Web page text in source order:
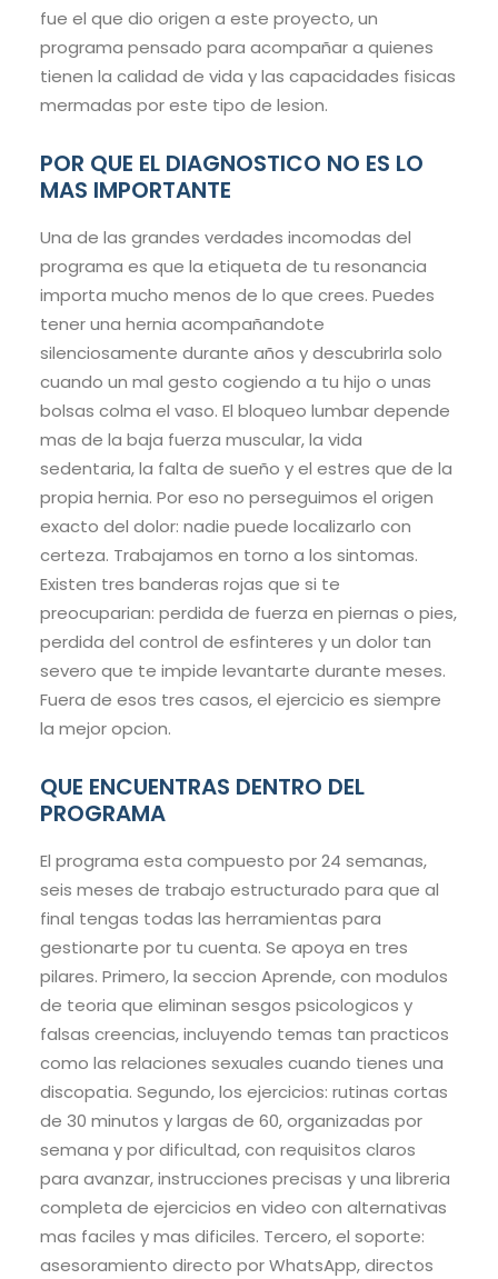
fue el que dio origen a este proyecto, un
programa pensado para acompañar a quienes
tienen la calidad de vida y las capacidades fisicas
mermadas por este tipo de lesion.
POR QUE EL DIAGNOSTICO NO ES LO
MAS IMPORTANTE
Una de las grandes verdades incomodas del
programa es que la etiqueta de tu resonancia
importa mucho menos de lo que crees. Puedes
tener una hernia acompañandote
silenciosamente durante años y descubrirla solo
cuando un mal gesto cogiendo a tu hijo o unas
bolsas colma el vaso. El bloqueo lumbar depende
mas de la baja fuerza muscular, la vida
sedentaria, la falta de sueño y el estres que de la
propia hernia. Por eso no perseguimos el origen
exacto del dolor: nadie puede localizarlo con
certeza. Trabajamos en torno a los sintomas.
Existen tres banderas rojas que si te
preocuparian: perdida de fuerza en piernas o pies,
perdida del control de esfinteres y un dolor tan
severo que te impide levantarte durante meses.
Fuera de esos tres casos, el ejercicio es siempre
la mejor opcion.
QUE ENCUENTRAS DENTRO DEL
PROGRAMA
El programa esta compuesto por 24 semanas,
seis meses de trabajo estructurado para que al
final tengas todas las herramientas para
gestionarte por tu cuenta. Se apoya en tres
pilares. Primero, la seccion Aprende, con modulos
de teoria que eliminan sesgos psicologicos y
falsas creencias, incluyendo temas tan practicos
como las relaciones sexuales cuando tienes una
discopatia. Segundo, los ejercicios: rutinas cortas
de 30 minutos y largas de 60, organizadas por
semana y por dificultad, con requisitos claros
para avanzar, instrucciones precisas y una libreria
completa de ejercicios en video con alternativas
mas faciles y mas dificiles. Tercero, el soporte:
asesoramiento directo por WhatsApp, directos